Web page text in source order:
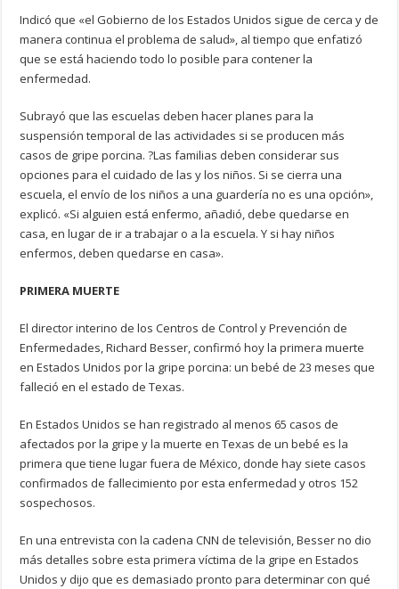
Indicó que «el Gobierno de los Estados Unidos sigue de cerca y de
manera continua el problema de salud», al tiempo que enfatizó
que se está haciendo todo lo posible para contener la
enfermedad.
Subrayó que las escuelas deben hacer planes para la
suspensión temporal de las actividades si se producen más
casos de gripe porcina. ?Las familias deben considerar sus
opciones para el cuidado de las y los niños. Si se cierra una
escuela, el envío de los niños a una guardería no es una opción»,
explicó. «Si alguien está enfermo, añadió, debe quedarse en
casa, en lugar de ir a trabajar o a la escuela. Y si hay niños
enfermos, deben quedarse en casa».
PRIMERA MUERTE
El director interino de los Centros de Control y Prevención de
Enfermedades, Richard Besser, confirmó hoy la primera muerte
en Estados Unidos por la gripe porcina: un bebé de 23 meses que
falleció en el estado de Texas.
En Estados Unidos se han registrado al menos 65 casos de
afectados por la gripe y la muerte en Texas de un bebé es la
primera que tiene lugar fuera de México, donde hay siete casos
confirmados de fallecimiento por esta enfermedad y otros 152
sospechosos.
En una entrevista con la cadena CNN de televisión, Besser no dio
más detalles sobre esta primera víctima de la gripe en Estados
Unidos y dijo que es demasiado pronto para determinar con qué